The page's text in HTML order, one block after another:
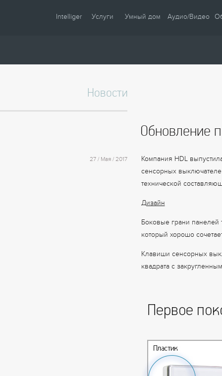
Intelliger
Партнеры
Услуги
Монтаж
Настройка
Умный дом
Управление
Климат
Аудио / Видео
Энергосбережение
Аудио/Видео
Новости
Обновление
27 / Мая / 2017
Компания HDL
сенсорных
технической
Дизайн
Боковые грани панелей
который хорошо
Клавиши сенсорных
квадрата с